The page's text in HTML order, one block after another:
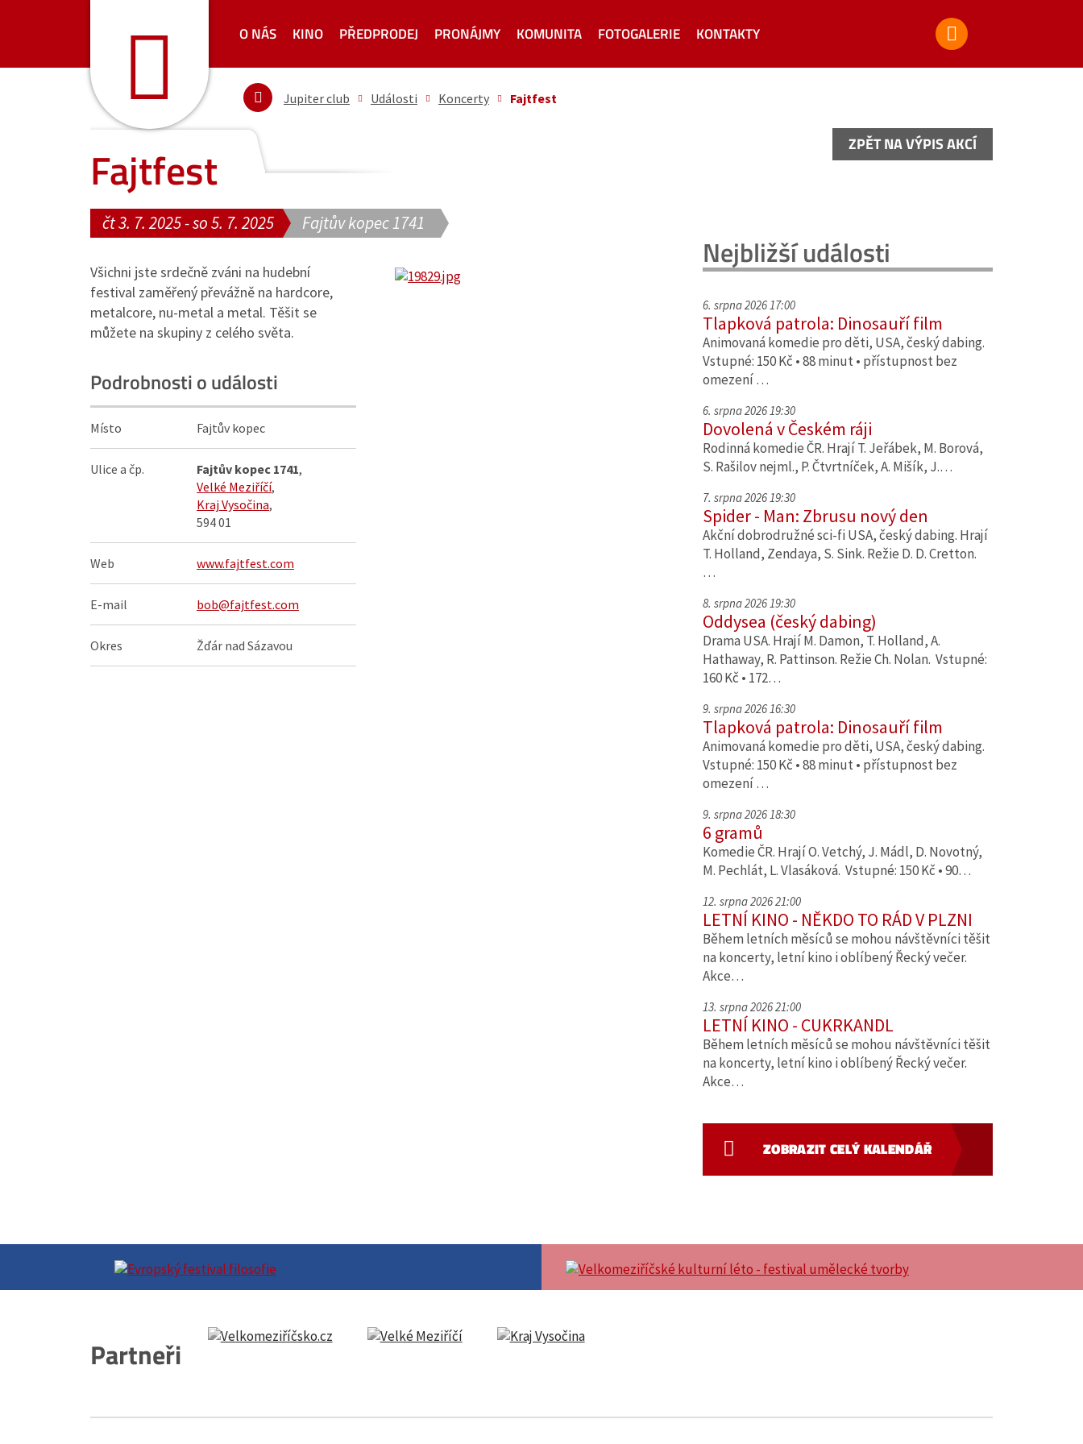
O NÁS KINO PŘEDPRODEJ PRONÁJMY KOMUNITA FOTOGALERIE KONTAKTY
Jupiter club Události Koncerty Fajtfest
Fajtfest ZPĚT NA VÝPIS AKCÍ
čt 3. 7. 2025 - so 5. 7. 2025 Fajtův kopec 1741
Všichni jste srdečně zváni na hudební
festival zaměřený převážně na hardcore,
metalcore, nu-metal a metal. Těšit se
můžete na skupiny z celého světa.
Podrobnosti o události
Místo Fajtův kopec
Ulice a čp. Fajtův kopec 1741,
Velké Meziříčí,
Kraj Vysočina,
594 01
Web www.fajtfest.com
E-mail bob@fajtfest.com
Okres Žďár nad Sázavou
ZPĚT NA VÝPIS AKCÍ
Nejbližší události
6. srpna 2026 17:00
Tlapková patrola: Dinosauří film
Animovaná komedie pro děti, USA, český dabing.
Vstupné: 150 Kč • 88 minut • přístupnost bez
omezení …
6. srpna 2026 19:30
Dovolená v Českém ráji
Rodinná komedie ČR. Hrají T. Jeřábek, M. Borová,
S. Rašilov nejml., P. Čtvrtníček, A. Mišík, J.…
7. srpna 2026 19:30
Spider - Man: Zbrusu nový den
Akční dobrodružné sci-fi USA, český dabing. Hrají
T. Holland, Zendaya, S. Sink. Režie D. D. Cretton.
…
8. srpna 2026 19:30
Oddysea (český dabing)
Drama USA. Hrají M. Damon, T. Holland, A.
Hathaway, R. Pattinson. Režie Ch. Nolan. Vstupné:
160 Kč • 172…
9. srpna 2026 16:30
Tlapková patrola: Dinosauří film
Animovaná komedie pro děti, USA, český dabing.
Vstupné: 150 Kč • 88 minut • přístupnost bez
omezení …
9. srpna 2026 18:30
6 gramů
Komedie ČR. Hrají O. Vetchý, J. Mádl, D. Novotný,
M. Pechlát, L. Vlasáková. Vstupné: 150 Kč • 90…
12. srpna 2026 21:00
LETNÍ KINO - NĚKDO TO RÁD V PLZNI
Během letních měsíců se mohou návštěvníci těšit
na koncerty, letní kino i oblíbený Řecký večer.
Akce…
13. srpna 2026 21:00
LETNÍ KINO - CUKRKANDL
Během letních měsíců se mohou návštěvníci těšit
na koncerty, letní kino i oblíbený Řecký večer.
Akce…
ZOBRAZIT CELÝ KALENDÁŘ
Partneři